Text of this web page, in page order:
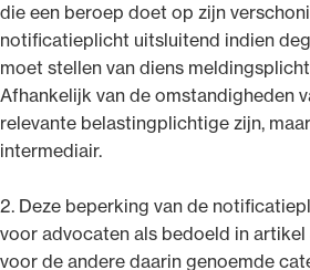
die een beroep doet op zijn
notificatieplicht uitsluitend indien
moet stellen van diens
Afhankelijk van de omstandigheden
relevante belastingplichtige zijn,
intermediair.
2. Deze beperking van de
voor advocaten als bedoeld in artikel
voor de andere daarin genoemde